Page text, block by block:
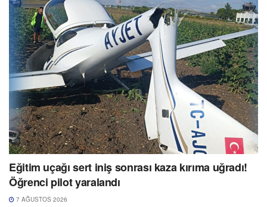
Eğitim uçağı sert iniş sonrası kaza kırıma uğradı!
Öğrenci pilot yaralandı
7 AĞUSTOS 2026